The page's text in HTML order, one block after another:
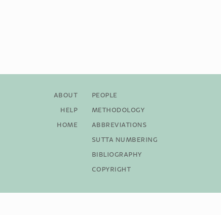
About
Help
Home
People
Methodology
Abbreviations
Sutta Numbering
Bibliography
Copyright